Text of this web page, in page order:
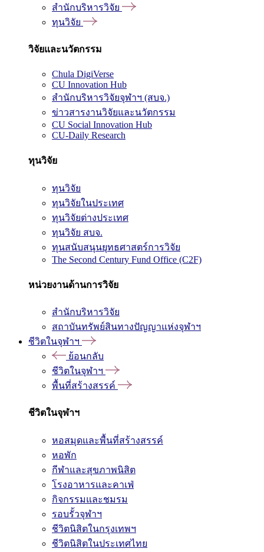
สำนักบริหารวิจัย
ทุนวิจัย
วิจัยและนวัตกรรม
Chula DigiVerse
CU Innovation Hub
สำนักบริหารวิจัยจุฬาฯ (สบจ.)
ข่าวสารงานวิจัยและนวัตกรรม
CU Social Innovation Hub
CU-Daily Research
ทุนวิจัย
ทุนวิจัย
ทุนวิจัยในประเทศ
ทุนวิจัยต่างประเทศ
ทุนวิจัย สบจ.
ทุนสนับสนุนยุทธศาสตร์การวิจัย
The Second Century Fund Office (C2F)
หน่วยงานด้านการวิจัย
สำนักบริหารวิจัย
สถาบันทรัพย์สินทางปัญญาแห่งจุฬาฯ
ชีวิตในจุฬาฯ
ย้อนกลับ
ชีวิตในจุฬาฯ
พื้นที่สร้างสรรค์
ชีวิตในจุฬาฯ
หอสมุดและพื้นที่สร้างสรรค์
หอพัก
กีฬาและสุขภาพนิสิต
โรงอาหารและคาเฟ่
กิจกรรมและชมรม
รอบรั้วจุฬาฯ
ชีวิตนิสิตในกรุงเทพฯ
ชีวิตนิสิตในประเทศไทย